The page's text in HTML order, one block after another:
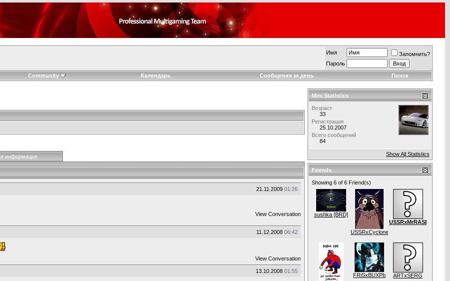
Имя
Запомнить?
Пароль
Community Календарь Сообщения за день Поиск
информация
21.11.2009 01:26
View Conversation
11.12.2008 06:42
View Conversation
13.10.2008 01:55
Mini Statistics
Возраст
33
Регистрация
25.10.2007
Всего сообщений
84
Show All Statistics
Friends
Showing 6 of 6 Friend(s)
sushka [BRD]
USSRxCyclone
USSRxMrRASER
FRiSxBUXPb ARTxSERG